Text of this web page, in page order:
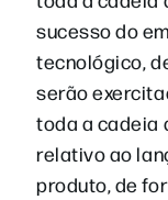
sucesso do
tecnológico,
serão
toda a cadeia
relativo ao
produto, de